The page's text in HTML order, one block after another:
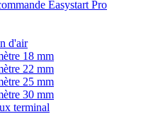
Easystart Pro
d'air
18 mm
22 mm
25 mm
30 mm
terminal